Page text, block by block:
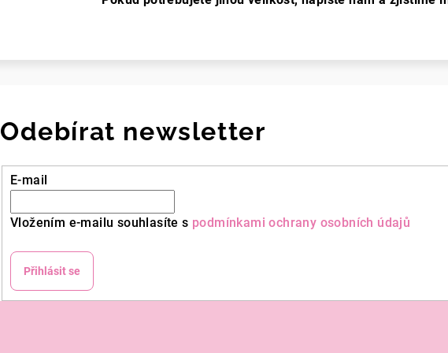
Odebírat newsletter
E-mail
Vložením e-mailu souhlasíte s podmínkami ochrany osobních údajů
Přihlásit se